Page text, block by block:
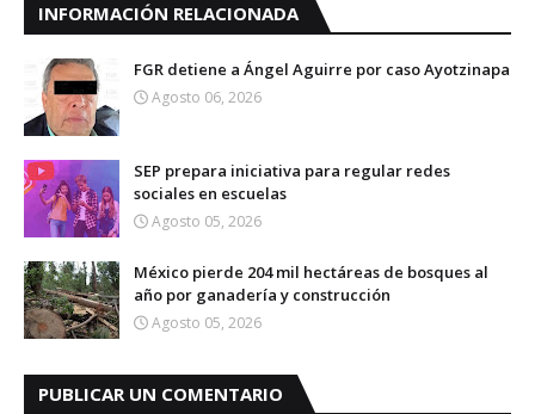
INFORMACIÓN RELACIONADA
FGR detiene a Ángel Aguirre por caso Ayotzinapa
Agosto 06, 2026
SEP prepara iniciativa para regular redes
sociales en escuelas
Agosto 05, 2026
México pierde 204 mil hectáreas de bosques al
año por ganadería y construcción
Agosto 05, 2026
PUBLICAR UN COMENTARIO